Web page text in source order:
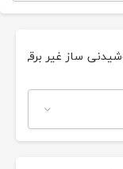
ساز غیر برقی